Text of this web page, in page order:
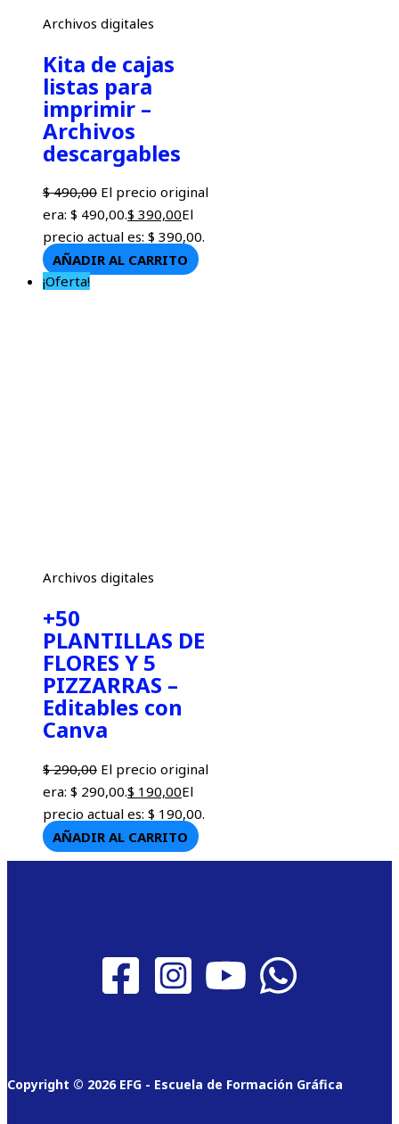
Archivos digitales
Kita de cajas
listas para
imprimir –
Archivos
descargables
$490,00 El precio original
era: $ 490,00.$ 390,00El
precio actual es: $ 390,00.
AÑADIR AL CARRITO
¡Oferta!
Archivos digitales
+50
PLANTILLAS DE
FLORES Y 5
PIZZARRAS –
Editables con
Canva
$290,00 El precio original
era: $ 290,00.$ 190,00El
precio actual es: $ 190,00.
AÑADIR AL CARRITO
Copyright © 2026 EFG - Escuela de Formación Gráfica